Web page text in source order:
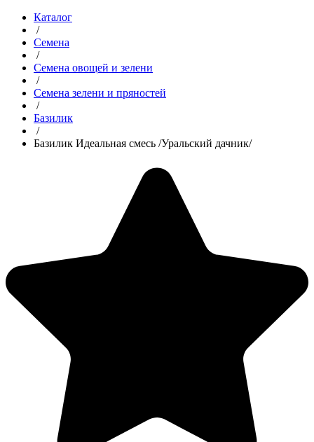
Каталог
/
Семена
/
Семена овощей и зелени
/
Семена зелени и пряностей
/
Базилик
/
Базилик Идеальная смесь /Уральский дачник/